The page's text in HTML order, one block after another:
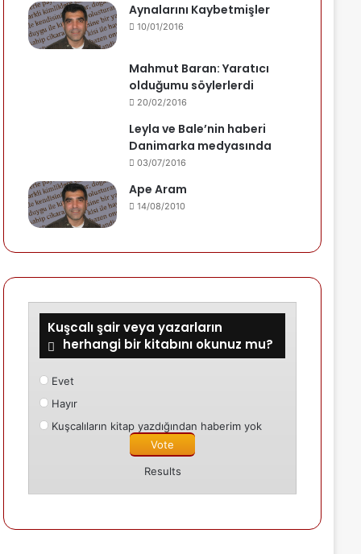
Aynalarını Kaybetmişler
10/01/2016
Mahmut Baran: Yaratıcı
olduğumu söylerlerdi
20/02/2016
Leyla ve Bale’nin haberi
Danimarka medyasında
03/07/2016
Ape Aram
14/08/2010
Kuşcalı şair veya yazarların
herhangi bir kitabını okunuz mu?
Evet
Hayır
Kuşcalıların kitap yazdığından haberim yok
Results